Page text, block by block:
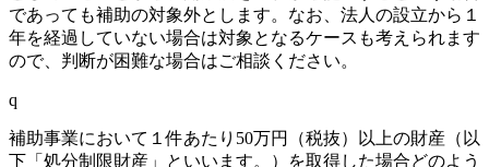
であっても補助の対象外とします。なお、法人の設立から１
年を経過していない場合は対象となるケースも考えられます
ので、判断が困難な場合はご相談ください。
q
補助事業において１件あたり50万円（税抜）以上の財産（以
下「処分制限財産」といいます。）を取得した場合どのよう